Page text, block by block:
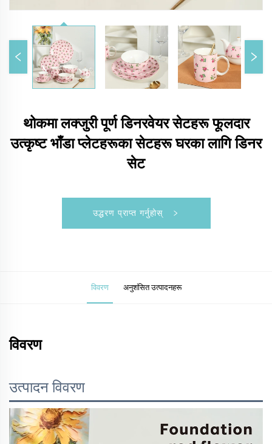
थोकमा लक्जुरी पूर्ण डिनरवेयर सेटहरू फूलदार
उत्कृष्ट भाँडा प्लेटहरूका सेटहरू घरका लागि डिनर
सेट
उद्धरण प्राप्त गर्नुहोस्
विवरण अनुशंसित उत्पादनहरू
विवरण
उत्पादन विवरण